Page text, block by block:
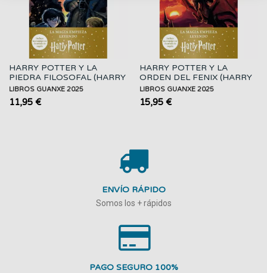
HARRY POTTER Y LA
PIEDRA FILOSOFAL (HARRY
POTTER [EDICION...
LIBROS GUANXE 2025
11,95 €
HARRY POTTER Y LA
ORDEN DEL FENIX (HARRY
POTTER [EDICION...
LIBROS GUANXE 2025
15,95 €
ENVÍO RÁPIDO
Somos los + rápidos
PAGO SEGURO 100%